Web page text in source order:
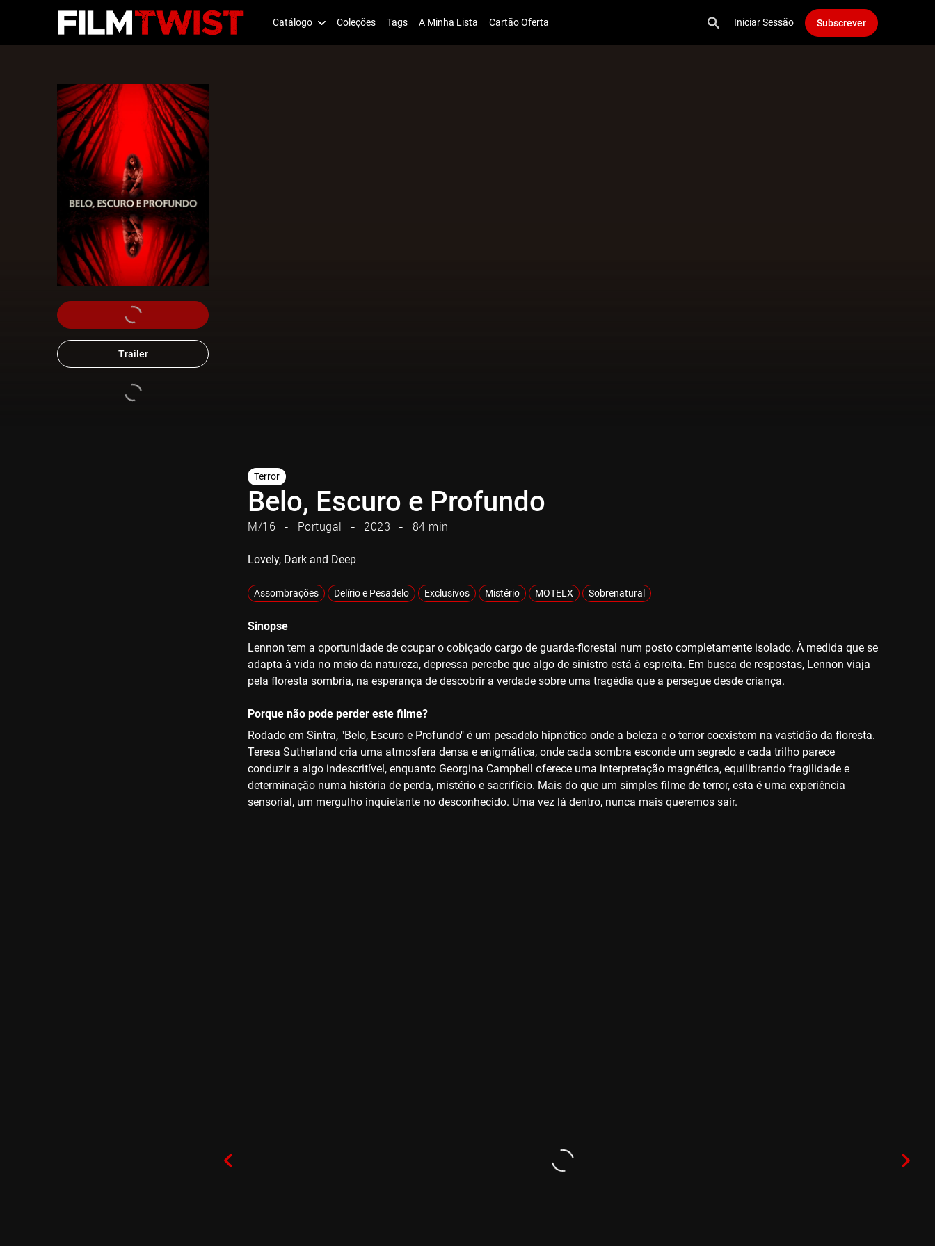
Catálogo Coleções Tags A Minha Lista Cartão Oferta Iniciar Sessão Subscrever
Trailer
Terror
Belo, Escuro e Profundo
M/16 Portugal 2023 84 min
Lovely, Dark and Deep
Assombrações Delírio e Pesadelo Exclusivos Mistério MOTELX Sobrenatural
Sinopse
Lennon tem a oportunidade de ocupar o cobiçado cargo de guarda-florestal num posto completamente isolado. À medida que se
adapta à vida no meio da natureza, depressa percebe que algo de sinistro está à espreita. Em busca de respostas, Lennon viaja
pela floresta sombria, na esperança de descobrir a verdade sobre uma tragédia que a persegue desde criança.
Porque não pode perder este filme?
Rodado em Sintra, "Belo, Escuro e Profundo" é um pesadelo hipnótico onde a beleza e o terror coexistem na vastidão da floresta.
Teresa Sutherland cria uma atmosfera densa e enigmática, onde cada sombra esconde um segredo e cada trilho parece
conduzir a algo indescritível, enquanto Georgina Campbell oferece uma interpretação magnética, equilibrando fragilidade e
determinação numa história de perda, mistério e sacrifício. Mais do que um simples filme de terror, esta é uma experiência
sensorial, um mergulho inquietante no desconhecido. Uma vez lá dentro, nunca mais queremos sair.